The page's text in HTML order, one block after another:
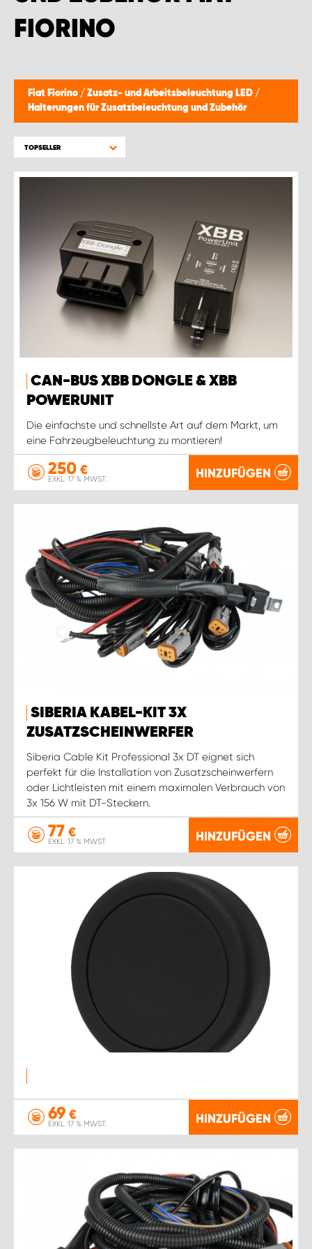
FIORINO
Fiat Fiorino / Zusatz- und Arbeitsbeleuchtung LED /
Halterungen für Zusatzbeleuchtung und Zubehör
TOPSELLER
CAN-BUS XBB DONGLE & XBB
POWERUNIT
Die einfachste und schnellste Art auf dem Markt, um
eine Fahrzeugbeleuchtung zu montieren!
250 €
EXKL. 17 % MWST. HINZUFÜGEN
SIBERIA KABEL-KIT 3X
ZUSATZSCHEINWERFER
Siberia Cable Kit Professional 3x DT eignet sich
perfekt für die Installation von Zusatzscheinwerfern
oder Lichtleisten mit einem maximalen Verbrauch von
3x 156 W mit DT-Steckern.
77 €
EXKL. 17 % MWST. HINZUFÜGEN
69 €
EXKL. 17 % MWST. HINZUFÜGEN